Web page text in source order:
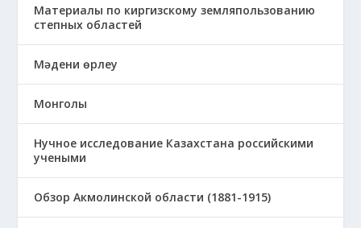
Материалы по киргизскому земляпользованию
степных областей
Мәдени өрлеу
Монголы
Нучное исследование Казахстана российскими
учеными
Обзор Акмолинской области (1881-1915)